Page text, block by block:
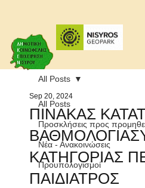
All Posts
Προσκλήσεις προς
Νέα - Ανακοινώσεις
Προυπολογισμοί
All Posts
ΠΙΝΑΚΑΣ
ΚΑΤΗΓΟΡΙΑΣ ΠΕ
ΠΑΙΔΙΑΤΡΟΣ
Sep 20, 2024